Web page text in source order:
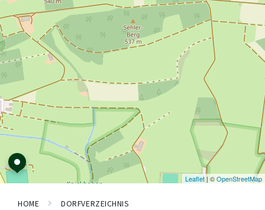
Leaflet | ©OpenStreetMap
HOME DORFVERZEICHNIS